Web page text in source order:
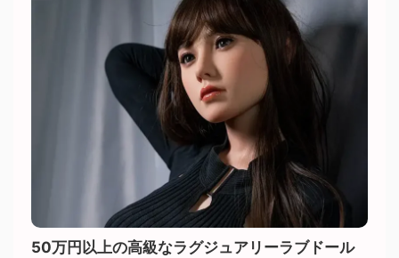
50万円以上の高級なラグジュアリーラブドール